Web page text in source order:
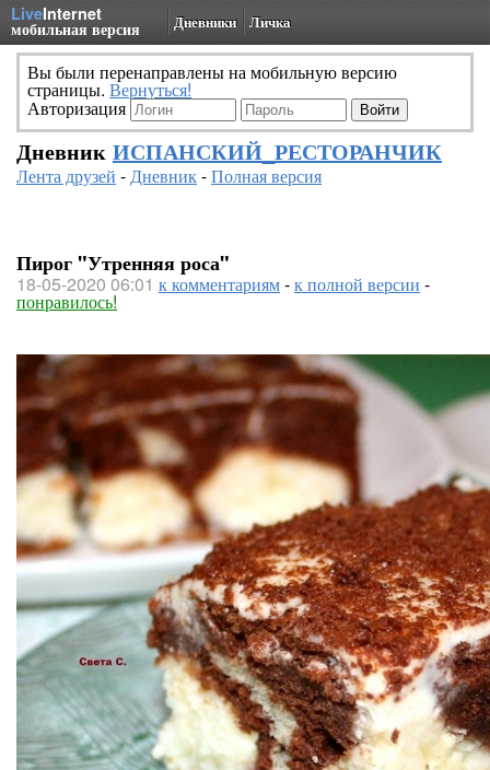
LiveInternet
мобильная версия Дневники Личка
Вы были перенаправлены на мобильную версию
страницы. Вернуться!
Авторизация
Дневник ИСПАНСКИЙ_РЕСТОРАНЧИК
Лента друзей -Дневник-Полная версия
Пирог "Утренняя роса"
18-05-2020 06:01 к комментариям-к полной версии -
понравилось!